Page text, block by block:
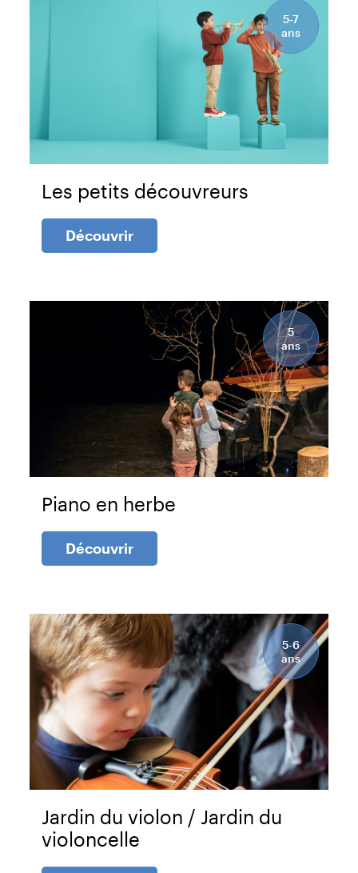
5-7
ans
Les petits découvreurs
Découvrir
5
ans
Piano en herbe
Découvrir
5-6
ans
Jardin du violon / Jardin du
violoncelle